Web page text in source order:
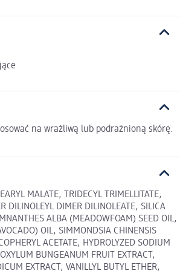
na wrażliwą lub podrażnioną skórę.
MALATE, TRIDECYL TRIMELLITATE,
DILINOLEYL DIMER DILINOLEATE, SILICA
ALBA (MEADOWFOAM) SEED OIL,
OIL, SIMMONDSIA CHINENSIS
ACETATE, HYDROLYZED SODIUM
BUNGEANUM FRUIT EXTRACT,
EXTRACT, VANILLYL BUTYL ETHER,